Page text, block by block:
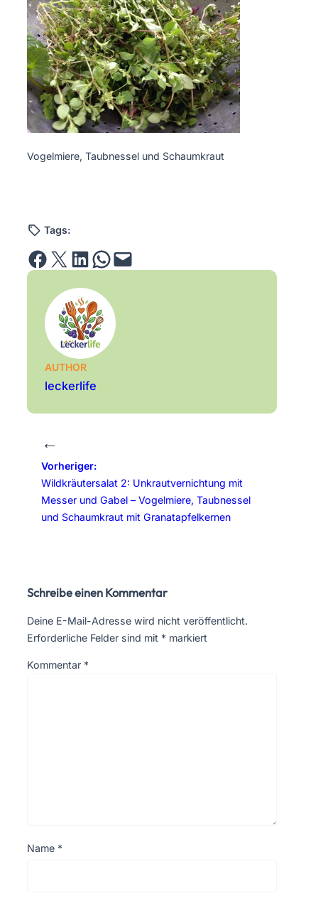
Vogelmiere, Taubnessel und Schaumkraut
Tags:
Share on Facebook Email this Page Share on LinkedIn Share on WhatsApp Email this Page
AUTHOR
leckerlife
←
Vorheriger:
Wildkräutersalat 2: Unkrautvernichtung mit
Messer und Gabel – Vogelmiere, Taubnessel
und Schaumkraut mit Granatapfelkernen
Schreibe einen Kommentar
Deine E-Mail-Adresse wird nicht veröffentlicht.
Erforderliche Felder sind mit * markiert
Kommentar *
Name *